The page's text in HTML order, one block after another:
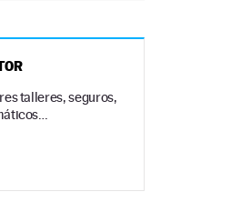
talleres, seguros,